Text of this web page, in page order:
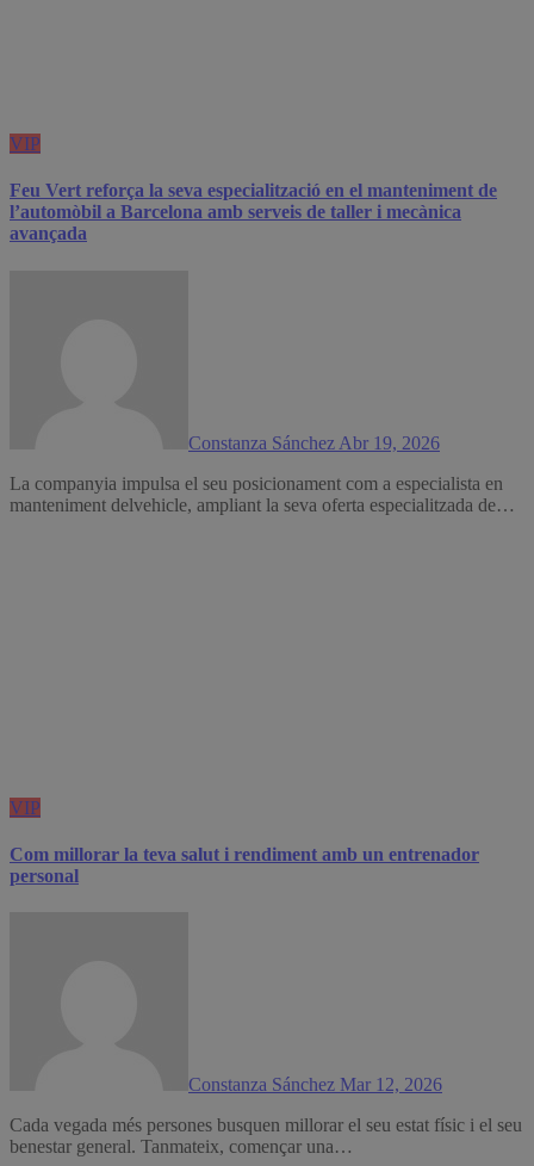
VIP
Feu Vert reforça la seva especialització en el manteniment de
l’automòbil a Barcelona amb serveis de taller i mecànica
avançada
Constanza Sánchez Abr 19, 2026
La companyia impulsa el seu posicionament com a especialista en
manteniment delvehicle, ampliant la seva oferta especialitzada de…
VIP
Com millorar la teva salut i rendiment amb un entrenador
personal
Constanza Sánchez Mar 12, 2026
Cada vegada més persones busquen millorar el seu estat físic i el seu
benestar general. Tanmateix, començar una…